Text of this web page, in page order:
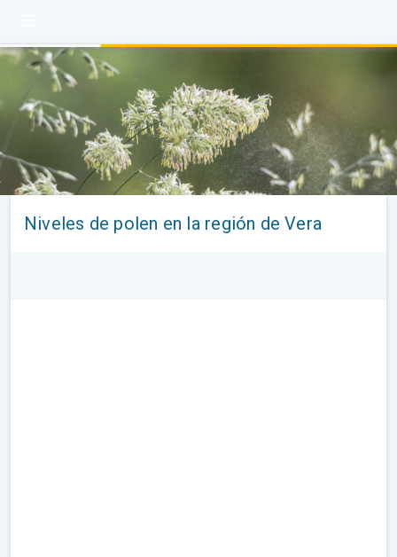
Niveles de polen en la región de Vera